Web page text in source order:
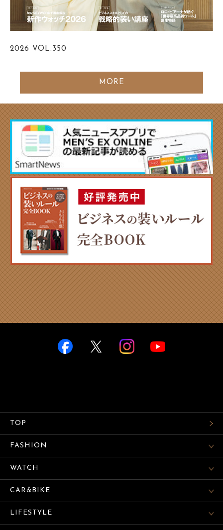
2026 VOL.350
MORE
TOP
FASHION
WATCH
CAR&BIKE
LIFESTYLE